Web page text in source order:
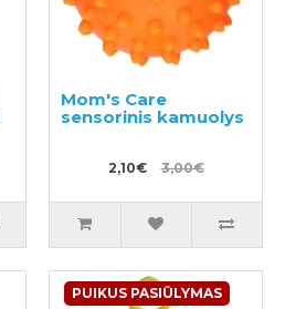
Mom's Care
sensorinis kamuolys
2,10€ 3,00€
PUIKUS PASIŪLYMAS